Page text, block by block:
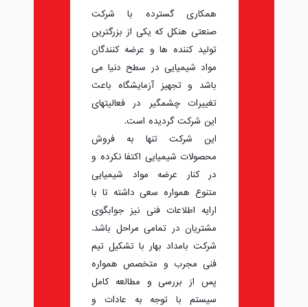
همکاری گسترده با شرکت
صنعتی هنکل که یکی از بزرگترین
تولید کننده ها و عرضه کنندگان
مواد شیمیایی در سطح دنیا می
باشد و تجهیز آزمایشگاه باعث
تغییرات چشمگیر در فعالیتهای
این شرکت گردیده است.
این شرکت تنها به فروش
محصولات شیمیایی اکتفا نکرده و
در کنار عرضه مواد شیمیایی
متنوع همواره سعی داشته تا با
ارایه اطلاعات فنی نیز جوابگوی
مشتریان در تمامی مراحل باشد.
شرکت بامداد بهار با تشکیل تیم
فنی مجرب و متخصص همواره
پس از بررسی و مطالعه کامل
سیستم با توجه به عادات و